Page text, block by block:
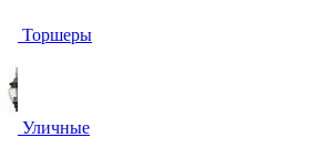
Торшеры
Уличные